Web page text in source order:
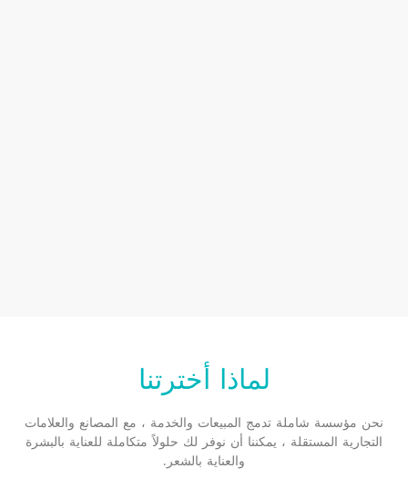
لماذا أخترتنا
نحن مؤسسة شاملة تدمج المبيعات والخدمة ، مع المصانع والعلامات
التجارية المستقلة ، يمكننا أن نوفر لك حلولاً متكاملة للعناية بالبشرة
والعناية بالشعر.